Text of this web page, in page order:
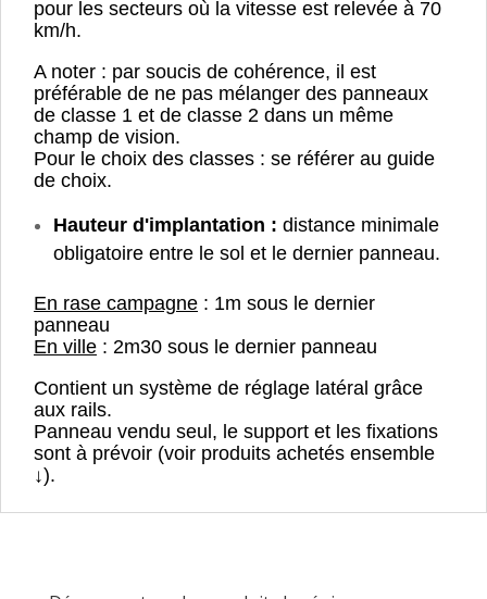
pour les secteurs où la vitesse est relevée à 70
km/h.
A noter : par soucis de cohérence, il est
préférable de ne pas mélanger des panneaux
de classe 1 et de classe 2 dans un même
champ de vision.
Pour le choix des classes : se référer au guide
de choix.
Hauteur d'implantation : distance minimale
obligatoire entre le sol et le dernier panneau.
En rase campagne : 1m sous le dernier
panneau
En ville : 2m30 sous le dernier panneau
Contient un système de réglage latéral grâce
aux rails.
Panneau vendu seul, le support et les fixations
sont à prévoir (voir produits achetés ensemble
↓).